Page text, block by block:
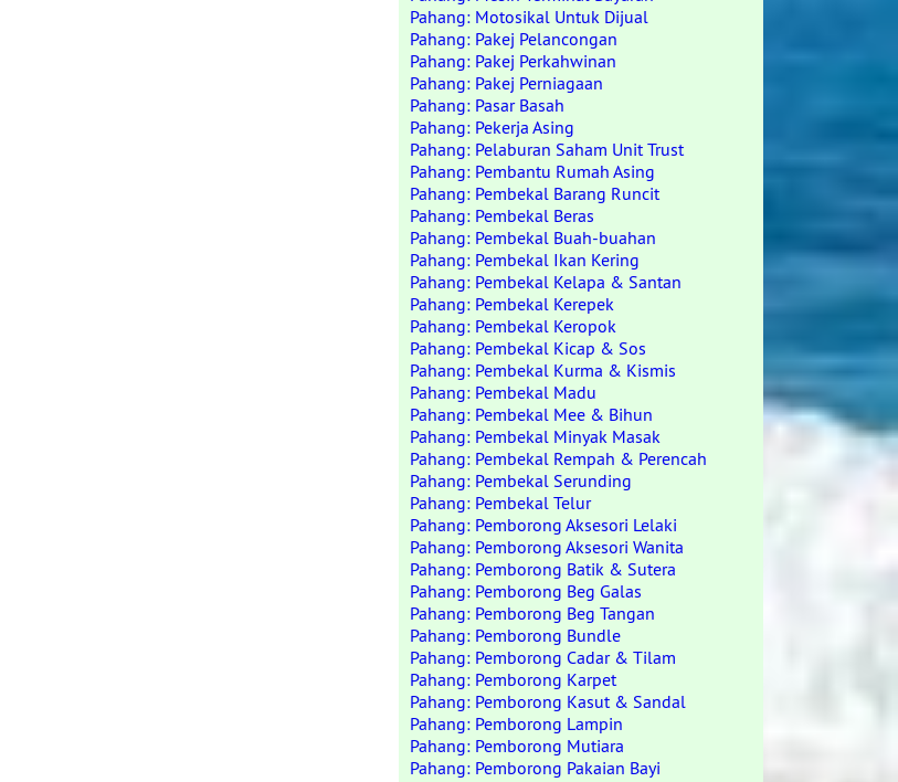
Pahang: Motosikal Untuk Dijual
Pahang: Pakej Pelancongan
Pahang: Pakej Perkahwinan
Pahang: Pakej Perniagaan
Pahang: Pasar Basah
Pahang: Pekerja Asing
Pahang: Pelaburan Saham Unit Trust
Pahang: Pembantu Rumah Asing
Pahang: Pembekal Barang Runcit
Pahang: Pembekal Beras
Pahang: Pembekal Buah-buahan
Pahang: Pembekal Ikan Kering
Pahang: Pembekal Kelapa & Santan
Pahang: Pembekal Kerepek
Pahang: Pembekal Keropok
Pahang: Pembekal Kicap & Sos
Pahang: Pembekal Kurma & Kismis
Pahang: Pembekal Madu
Pahang: Pembekal Mee & Bihun
Pahang: Pembekal Minyak Masak
Pahang: Pembekal Rempah & Perencah
Pahang: Pembekal Serunding
Pahang: Pembekal Telur
Pahang: Pemborong Aksesori Lelaki
Pahang: Pemborong Aksesori Wanita
Pahang: Pemborong Batik & Sutera
Pahang: Pemborong Beg Galas
Pahang: Pemborong Beg Tangan
Pahang: Pemborong Bundle
Pahang: Pemborong Cadar & Tilam
Pahang: Pemborong Karpet
Pahang: Pemborong Kasut & Sandal
Pahang: Pemborong Lampin
Pahang: Pemborong Mutiara
Pahang: Pemborong Pakaian Bayi